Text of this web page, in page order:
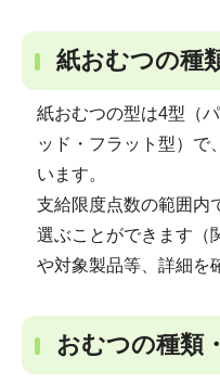
紙おむつの種
紙おむつの型は4型（
ッド・フラット型）で
います。
支給限度点数の範囲内
選ぶことができます（
や対象製品等、詳細を
おむつの種類